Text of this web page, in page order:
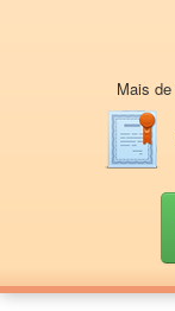
Mais de